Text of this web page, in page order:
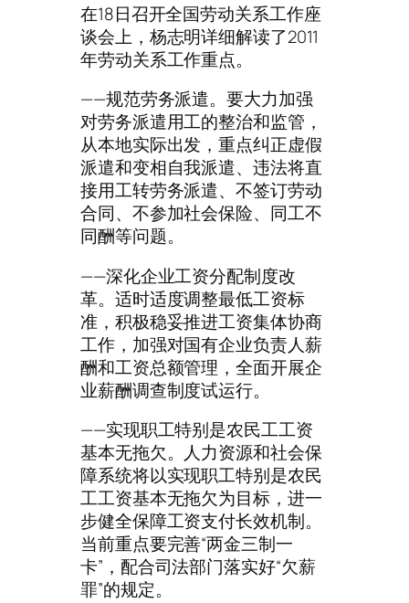
在18日召开全国劳动关系工作座
谈会上，杨志明详细解读了2011
年劳动关系工作重点。
——规范劳务派遣。要大力加强
对劳务派遣用工的整治和监管，
从本地实际出发，重点纠正虚假
派遣和变相自我派遣、违法将直
接用工转劳务派遣、不签订劳动
合同、不参加社会保险、同工不
同酬等问题。
——深化企业工资分配制度改
革。适时适度调整最低工资标
准，积极稳妥推进工资集体协商
工作，加强对国有企业负责人薪
酬和工资总额管理，全面开展企
业薪酬调查制度试运行。
——实现职工特别是农民工工资
基本无拖欠。人力资源和社会保
障系统将以实现职工特别是农民
工工资基本无拖欠为目标，进一
步健全保障工资支付长效机制。
当前重点要完善“两金三制一
卡”，配合司法部门落实好“欠薪
罪”的规定。